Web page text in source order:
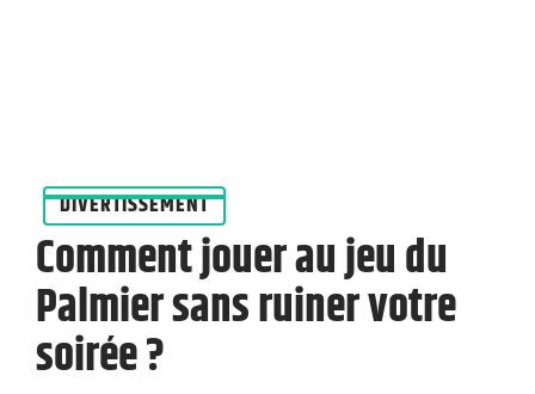
DIVERTISSEMENT
Comment jouer au jeu du
Palmier sans ruiner votre
soirée ?